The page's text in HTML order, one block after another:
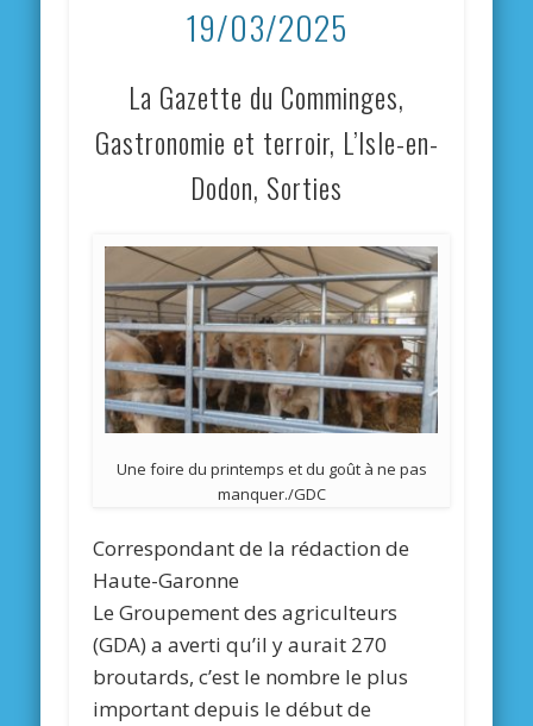
19/03/2025
La Gazette du Comminges,
Gastronomie et terroir, L’Isle-en-
Dodon, Sorties
Une foire du printemps et du goût à ne pas
manquer./GDC
Correspondant de la rédaction de
Haute-Garonne
Le Groupement des agriculteurs
(GDA) a averti qu’il y aurait 270
broutards, c’est le nombre le plus
important depuis le début de